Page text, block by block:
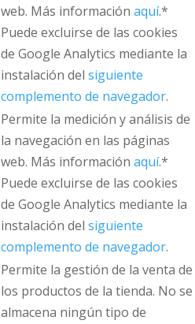
web. Más información aquí.*
Puede excluirse de las cookies
de Google Analytics mediante la
instalación del siguiente
complemento de navegador.
Permite la medición y análisis de
la navegación en las páginas
web. Más información aquí.*
Puede excluirse de las cookies
de Google Analytics mediante la
instalación del siguiente
complemento de navegador.
Permite la gestión de la venta de
los productos de la tienda. No se
almacena ningún tipo de